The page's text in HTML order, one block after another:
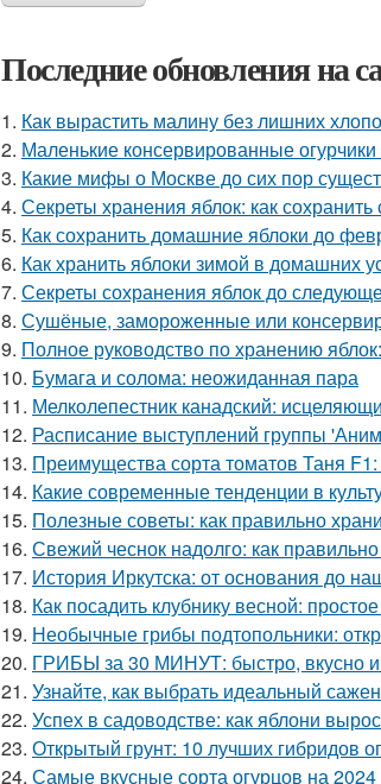
Последние обновления на
1. Как вырастить малину без лишних
2. Маленькие консервированные
3. Какие мифы о Москве до сих пор
4. Секреты хранения яблок: как
5. Как сохранить домашние яблоки до
6. Как хранить яблоки зимой в домашних
7. Секреты сохранения яблок до
8. Сушёные, замороженные или
9. Полное руководство по хранению
10. Бумага и солома: неожиданная пара
11. Мелколепестник канадский:
12. Расписание выступлений группы
13. Преимущества сорта томатов Таня
14. Какие современные тенденции в
15. Полезные советы: как правильно
16. Свежий чеснок надолго: как
17. История Иркутска: от основания до
18. Как посадить клубнику весной:
19. Необычные грибы подтопольники:
20. ГРИБЫ за 30 МИНУТ: быстро, вкусно и
21. Узнайте, как выбрать идеальный
22. Успех в садоводстве: как яблони
23. Открытый грунт: 10 лучших гибридов
24. Самые вкусные сорта огурцов на 2024